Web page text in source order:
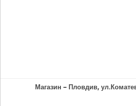
Магазин - Пловдив,